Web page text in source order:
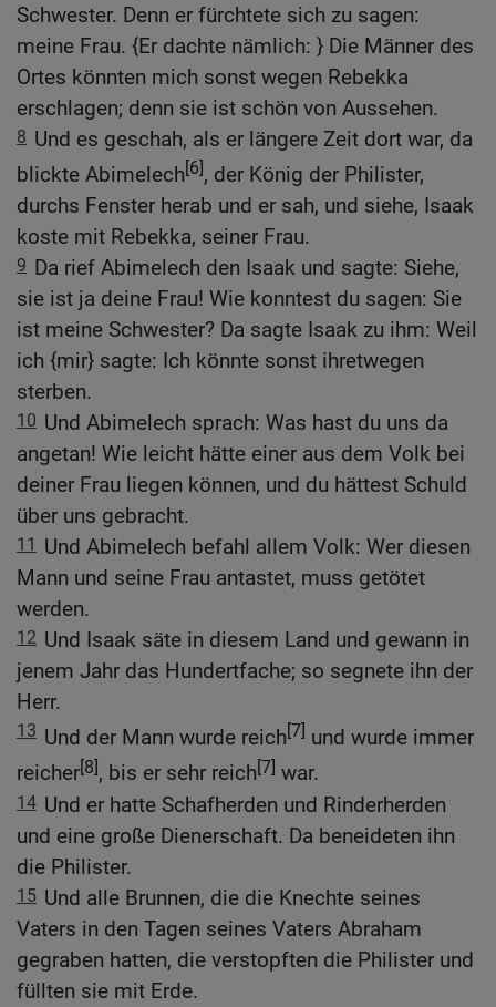
Schwester. Denn er fürchtete sich zu sagen:
meine Frau. {Er dachte nämlich: } Die Männer des
Ortes könnten mich sonst wegen Rebekka
erschlagen; denn sie ist schön von Aussehen.
8 Und es geschah, als er längere Zeit dort war, da
blickte Abimelech[6], der König der Philister,
durchs Fenster herab und er sah, und siehe, Isaak
koste mit Rebekka, seiner Frau.
9 Da rief Abimelech den Isaak und sagte: Siehe,
sie ist ja deine Frau! Wie konntest du sagen: Sie
ist meine Schwester? Da sagte Isaak zu ihm: Weil
ich {mir} sagte: Ich könnte sonst ihretwegen
sterben.
10 Und Abimelech sprach: Was hast du uns da
angetan! Wie leicht hätte einer aus dem Volk bei
deiner Frau liegen können, und du hättest Schuld
über uns gebracht.
11 Und Abimelech befahl allem Volk: Wer diesen
Mann und seine Frau antastet, muss getötet
werden.
12 Und Isaak säte in diesem Land und gewann in
jenem Jahr das Hundertfache; so segnete ihn der
Herr.
13 Und der Mann wurde reich[7] und wurde immer
reicher[8], bis er sehr reich[7] war.
14 Und er hatte Schafherden und Rinderherden
und eine große Dienerschaft. Da beneideten ihn
die Philister.
15 Und alle Brunnen, die die Knechte seines
Vaters in den Tagen seines Vaters Abraham
gegraben hatten, die verstopften die Philister und
füllten sie mit Erde.